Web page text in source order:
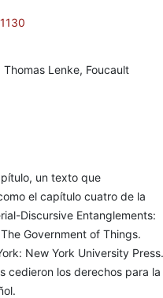
Lenke, Foucault
un texto que
el capítulo cuatro de la
Discursive Entanglements:
Government of Things.
New York University Press.
cedieron los derechos para la